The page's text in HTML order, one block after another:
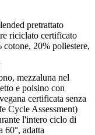
pretrattato
riciclato certificato
20% poliestere,
mezzaluna nel
e polsino con
certificata senza
Cycle Assessment)
l'intero ciclo di
60°, adatta